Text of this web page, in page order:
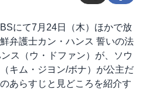
にて7月24日（木）ほかで放
弁護士カン・ハンス 誓いの法
ス（ウ・ドファン）が、ソウ
キム・ジヨン/ボナ）が公主だ
あらすじと見どころを紹介す